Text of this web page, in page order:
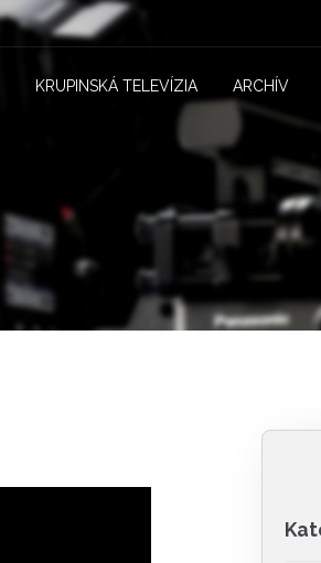
KRUPINSKÁ TELEVÍZIA ARCHÍV